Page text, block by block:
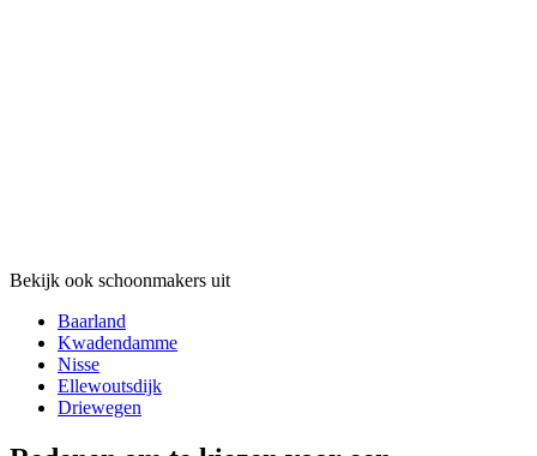
Bekijk ook schoonmakers uit
Baarland
Kwadendamme
Nisse
Ellewoutsdijk
Driewegen